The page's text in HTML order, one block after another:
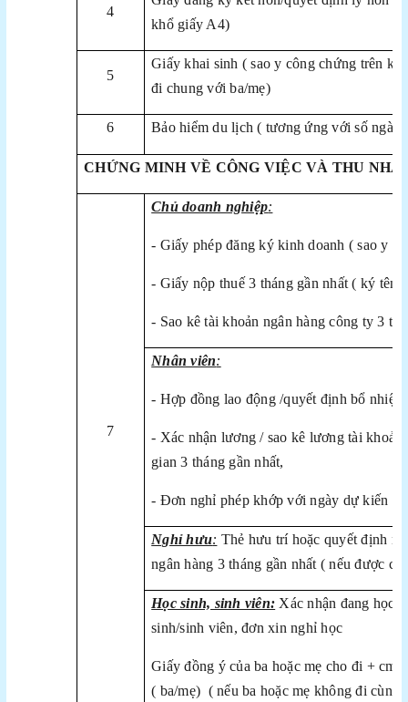
4
khổ giấy A4)
5
Giấy khai sinh ( sao y công chứng trên
đi chung với ba/mẹ)
6 Bảo hiểm du lịch ( tương ứng với số ngày
CHỨNG MINH VỀ CÔNG VIỆC VÀ THU
7
Chủ doanh nghiệp:
- Giấy phép đăng ký kinh doanh ( sao y
- Giấy nộp thuế 3 tháng gần nhất ( ký tên,
- Sao kê tài khoản ngân hàng công ty 3
Nhân viên:
- Hợp đồng lao động /quyết định bổ
- Xác nhận lương / sao kê lương tài khoản
gian 3 tháng gần nhất,
- Đơn nghỉ phép khớp với ngày dự kiến đi
Nghỉ hưu: Thẻ hưu trí hoặc quyết định
ngân hàng 3 tháng gần nhất ( nếu được
Học sinh, sinh viên: Xác nhận đang học
sinh/sinh viên, đơn xin nghỉ học
Giấy đồng ý của ba hoặc mẹ cho đi +
( ba/mẹ) ( nếu ba hoặc mẹ không đi cùng)